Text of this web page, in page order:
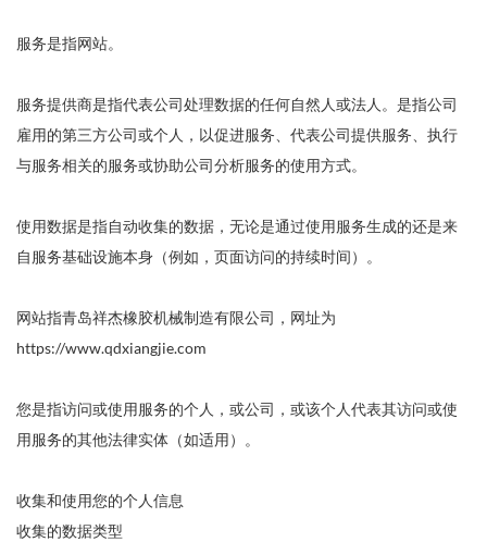
服务是指网站。
服务提供商是指代表公司处理数据的任何自然人或法人。是指公司
雇用的第三方公司或个人，以促进服务、代表公司提供服务、执行
与服务相关的服务或协助公司分析服务的使用方式。
使用数据是指自动收集的数据，无论是通过使用服务生成的还是来
自服务基础设施本身（例如，页面访问的持续时间）。
网站指青岛祥杰橡胶机械制造有限公司，网址为
https://www.qdxiangjie.com
您是指访问或使用服务的个人，或公司，或该个人代表其访问或使
用服务的其他法律实体（如适用）。
收集和使用您的个人信息
收集的数据类型